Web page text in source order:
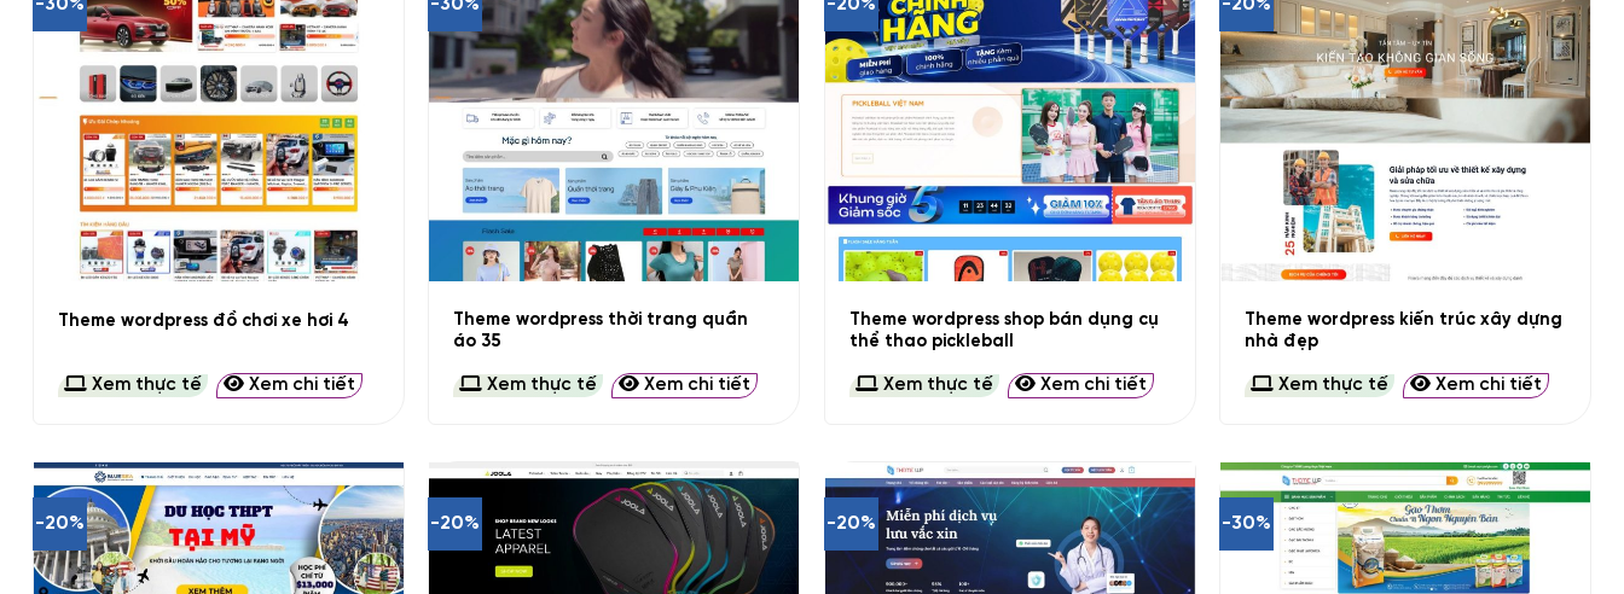
-30%
Theme wordpress đồ chơi xe hơi 4
Xem thực tế Xem chi tiết
-30%
Theme wordpress thời trang quần
áo 35
Xem thực tế Xem chi tiết
-20%
+
Theme wordpress shop bán dụng cụ
thể thao pickleball
Xem thực tế Xem chi tiết
-20%
Theme wordpress kiến trúc xây dựng
nhà đẹp
Xem thực tế Xem chi tiết
-20% -20% -20% -30%